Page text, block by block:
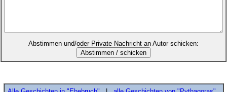
Abstimmen und/oder Private Nachricht an Autor schicken: